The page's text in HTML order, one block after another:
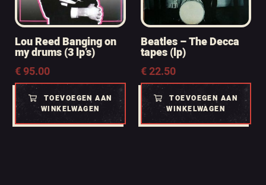
Lou Reed Banging on
my drums (3 lp’s)
€95.00
TOEVOEGEN AAN
WINKELWAGEN
Beatles – The Decca
tapes (lp)
€22.50
TOEVOEGEN AAN
WINKELWAGEN